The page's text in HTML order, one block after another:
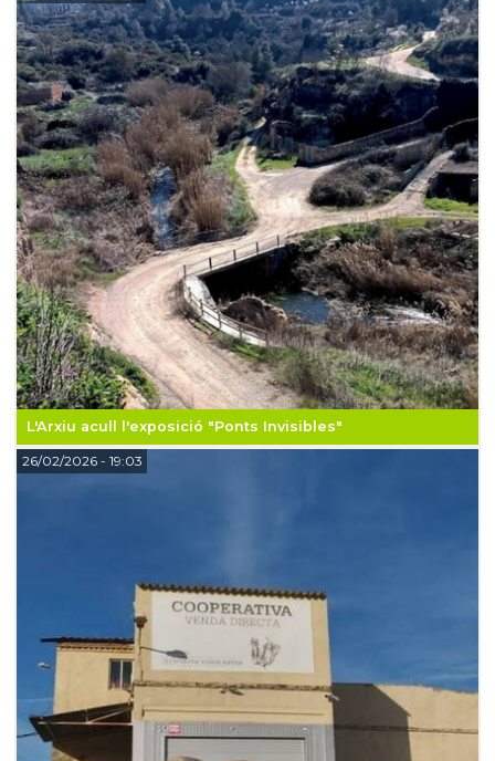
L'Arxiu acull l'exposició "Ponts Invisibles"
26/02/2026- 19:03